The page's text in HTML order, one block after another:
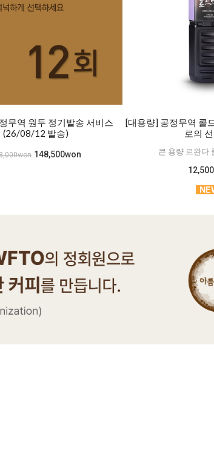
무역 원두 정기발송 서비스
(26/08/12 발송)
148,500won
[대용량] 공정무역 콜
로의
큰 용량 르완다